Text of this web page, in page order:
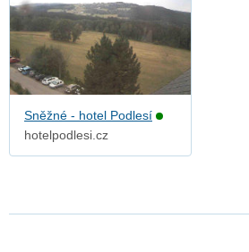
Sněžné - hotel Podlesí
hotelpodlesi.cz